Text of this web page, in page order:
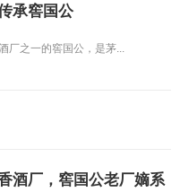
承窖国公
厂之一的窖国公，是茅...
酒厂，窖国公老厂嫡系